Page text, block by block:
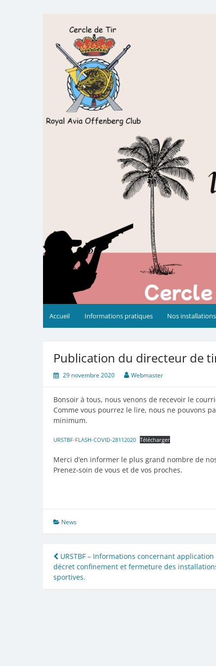
Royal AOC Florennes
Section TIR de l'AVIA
Accueil Informations pratiques Nos installations
Publication du directeur de tir
29 novembre 2020 Webmaster
Bonsoir à tous, nous venons de recevoir le
Comme vous pourrez le lire, nous ne pouvons
minimum.
URSTBF-FLASH-COVID-28112020 Télécharger
Merci d’en informer le plus grand nombre de
Prenez-soin de vous et de vos proches.
News
Navigation
de
l’article
URSTBF – Informations concernant application
décret confinement et fermeture des
sportives.